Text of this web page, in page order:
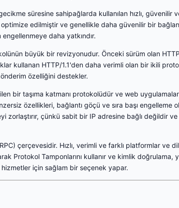
süresine sahipağlarda kullanılan hızlı, güvenilir
edilmiştir ve genellikle daha güvenilir bir
daha yatkındır.
büyük bir revizyonudur. Önceki sürüm olan
kullanan HTTP/1.1'den daha verimli olan bir ikili
özelliğini destekler.
bir taşıma katmanı protokolüdür ve web
özellikleri, bağlantı göçü ve sıra başı engelleme
zorlaştırır, çünkü sabit bir IP adresine bağlı değildir
çerçevesidir. Hızlı, verimli ve farklı platformlar ve
Protokol Tamponlarını kullanır ve kimlik
için sağlam bir seçenek yapar.